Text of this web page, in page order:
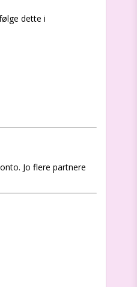
dette i
Jo flere partnere